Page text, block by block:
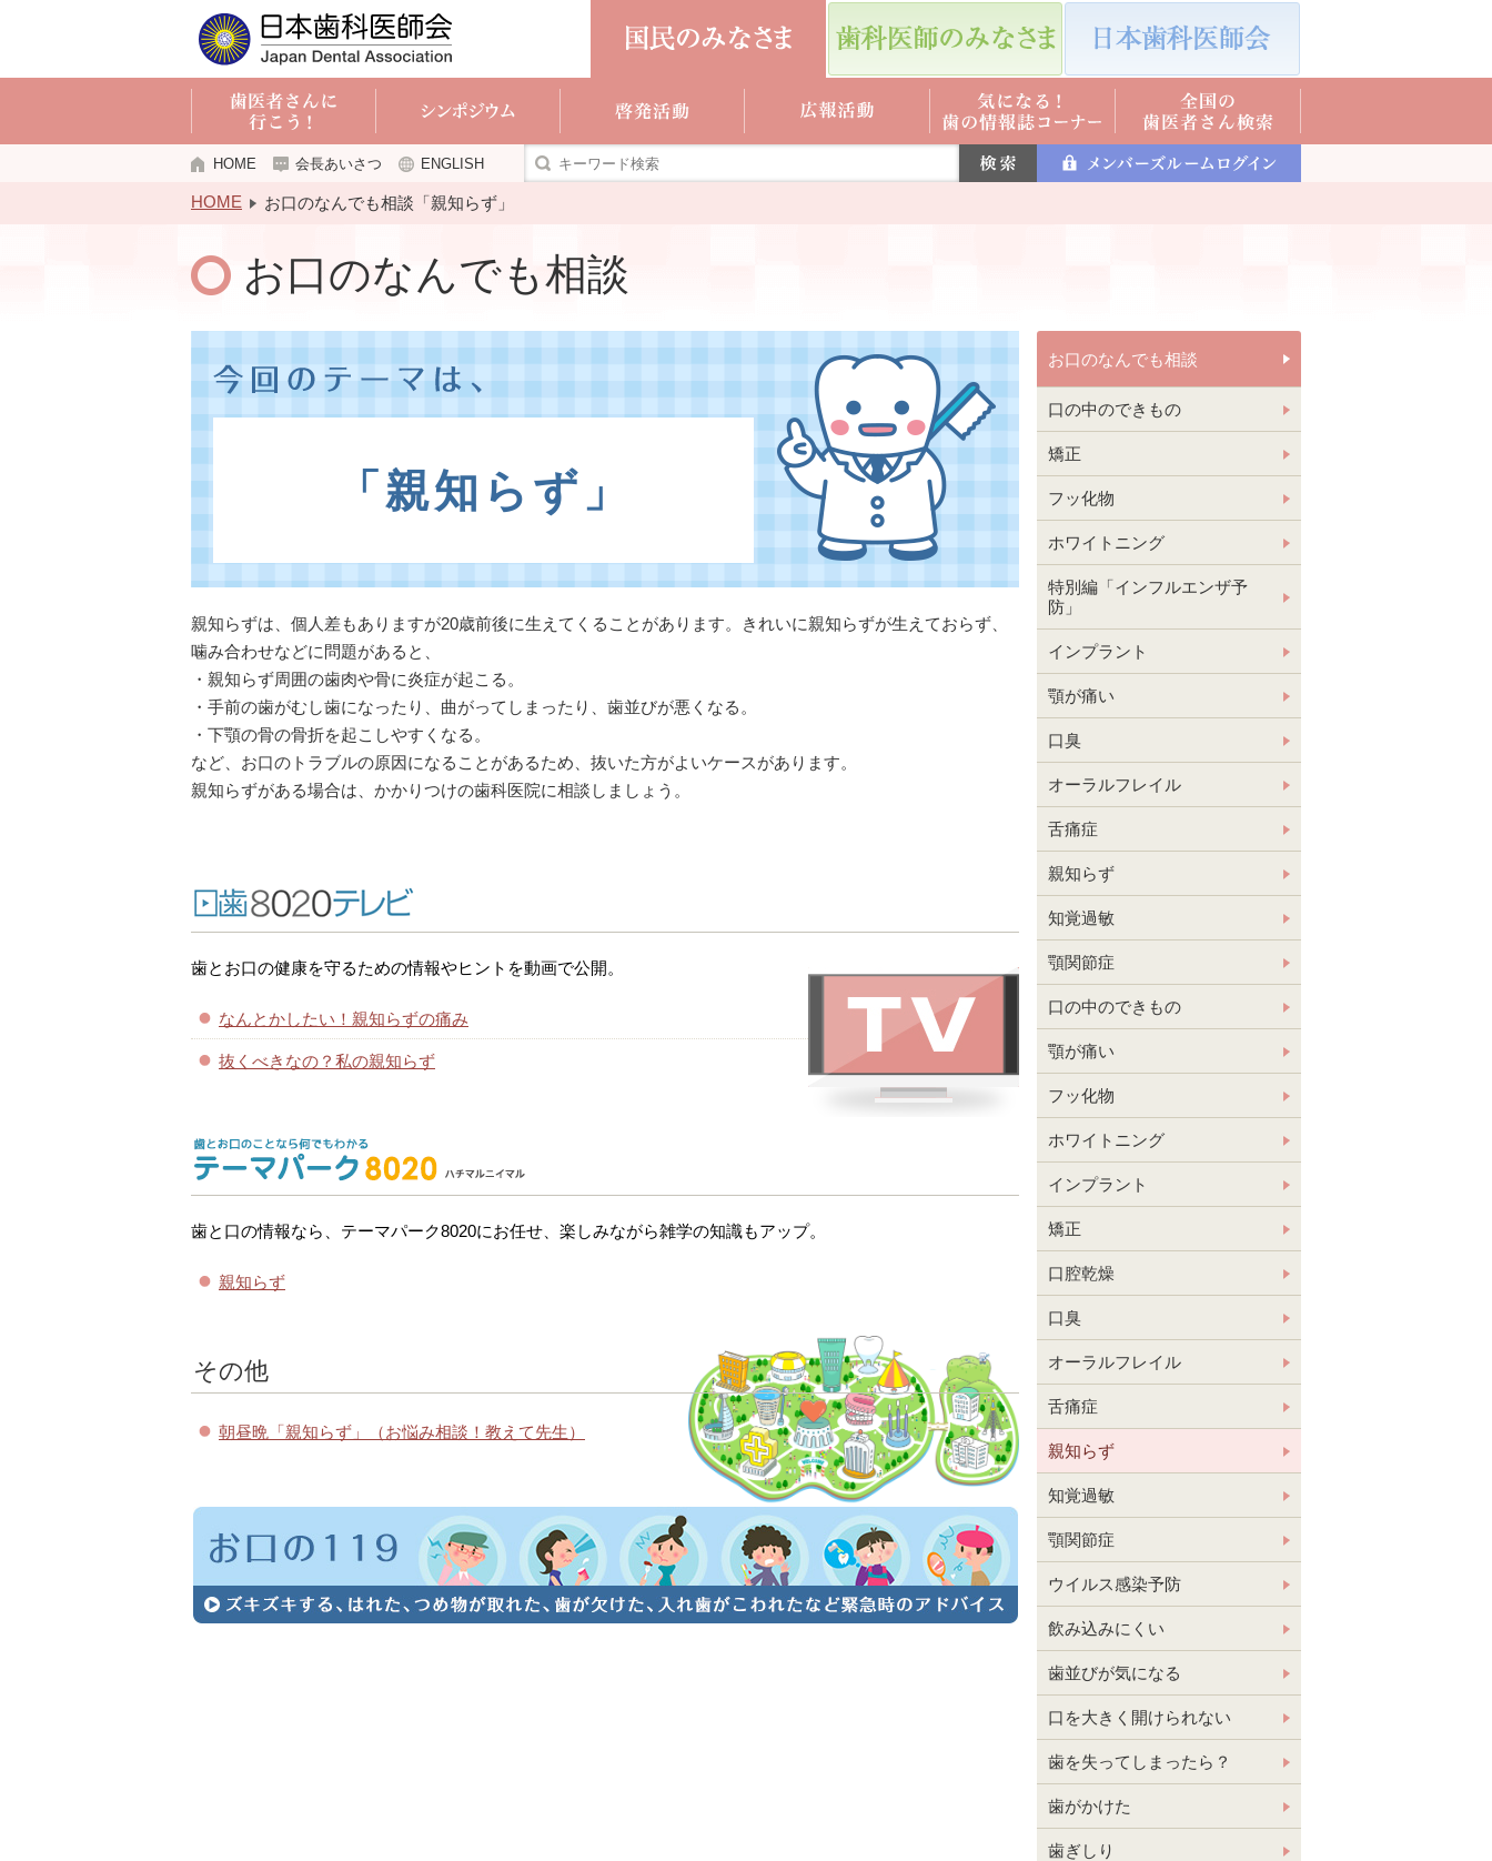
HOME 会長あいさつ ENGLISH
HOME お口のなんでも相談「親知らず」
お口のなんでも相談
お口のなんでも相談
口の中のできもの
矯正
フッ化物
ホワイトニング
特別編「インフルエンザ予
防」
インプラント
顎が痛い
口臭
オーラルフレイル
舌痛症
親知らず
知覚過敏
顎関節症
口の中のできもの
顎が痛い
フッ化物
ホワイトニング
インプラント
矯正
口腔乾燥
口臭
オーラルフレイル
舌痛症
親知らず
知覚過敏
顎関節症
ウイルス感染予防
飲み込みにくい
歯並びが気になる
口を大きく開けられない
歯を失ってしまったら？
歯がかけた
歯ぎしり
「親知らず」
親知らずは、個人差もありますが20歳前後に生えてくることがあります。きれいに親知らずが生えておらず、
噛み合わせなどに問題があると、
・親知らず周囲の歯肉や骨に炎症が起こる。
・手前の歯がむし歯になったり、曲がってしまったり、歯並びが悪くなる。
・下顎の骨の骨折を起こしやすくなる。
など、お口のトラブルの原因になることがあるため、抜いた方がよいケースがあります。
親知らずがある場合は、かかりつけの歯科医院に相談しましょう。
歯とお口の健康を守るための情報やヒントを動画で公開。
なんとかしたい！親知らずの痛み
抜くべきなの？私の親知らず
歯と口の情報なら、テーマパーク8020にお任せ、楽しみながら雑学の知識もアップ。
親知らず
その他
朝昼晩「親知らず」（お悩み相談！教えて先生）